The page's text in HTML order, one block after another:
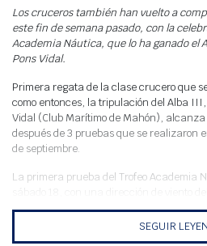
Los cruceros también han vuelto a
este fin de semana pasado, con la
Academia Náutica, que lo ha ganado el
Pons Vidal.
Primera regata de la clase crucero que
como entonces, la tripulación del Alba
Vidal (Club Marítimo de Mahón),
después de 3 pruebas que se realizaron
de septiembre.
La primera prueba del Trofeo Academia
intensidad. Con estas condiciones, en
regatas estableció un recorrido
millas náuticas (mn). En una mañana
SEGUIR